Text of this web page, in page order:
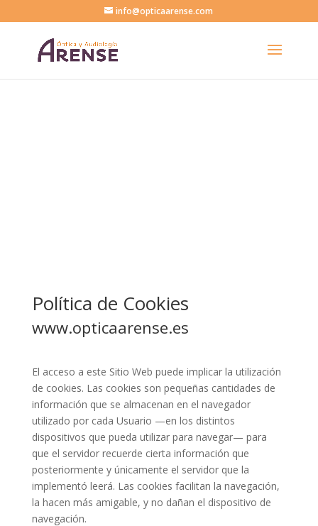
info@opticaarense.com
Política de Cookies
www.opticaarense.es
El acceso a este Sitio Web puede implicar la utilización
de cookies. Las cookies son pequeñas cantidades de
información que se almacenan en el navegador
utilizado por cada Usuario —en los distintos
dispositivos que pueda utilizar para navegar— para
que el servidor recuerde cierta información que
posteriormente y únicamente el servidor que la
implementó leerá. Las cookies facilitan la navegación,
la hacen más amigable, y no dañan el dispositivo de
navegación.